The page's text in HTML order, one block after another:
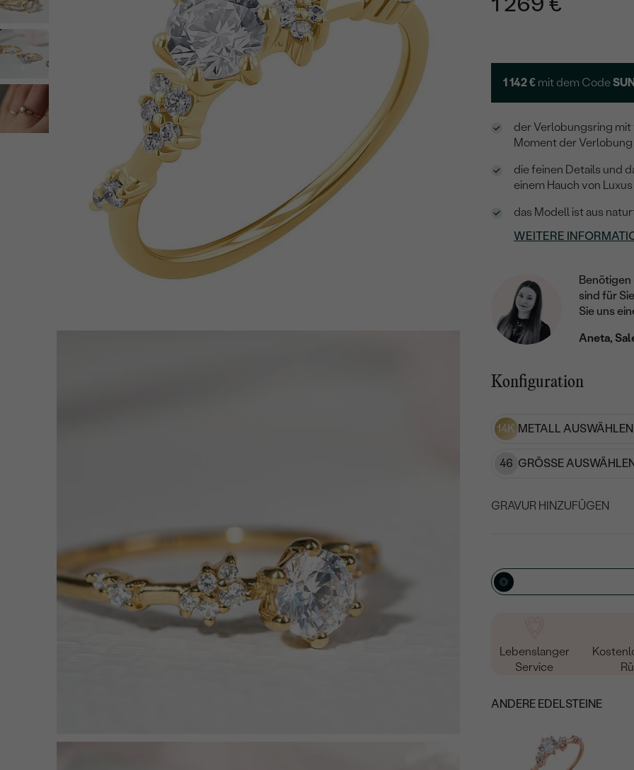
1 142 € mit dem Code
der Verlobungsring
Moment der Verlobung
die feinen Details und
einem Hauch von
das Modell ist aus
WEITERE
Benötigen
sind für
Sie uns
Aneta,
Konfiguration
14K METALL
46 GRÖSSE
GRAVUR HINZUFÜGEN
Geben Sie Initialen/Text
15/ 15 ZEICHEN
Lebenslanger
Service
ANDERE EDELSTEINE